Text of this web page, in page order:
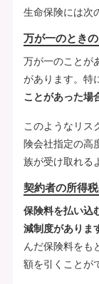
生命保険には次
万が一のとき
万が一のことが
があります。特
ことがあった場
このようなリス
険会社指定の高
族が受け取れる
契約者の所得
保険料を払い込
減制度がありま
んだ保険料をも
額を引くことが